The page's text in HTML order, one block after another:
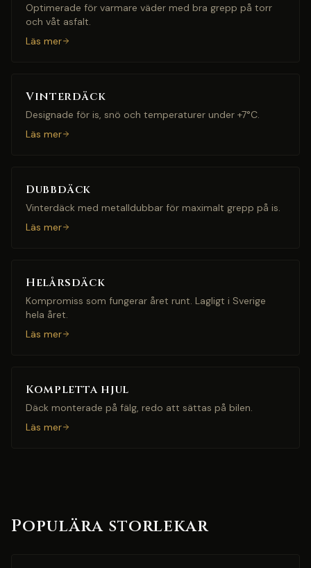
Optimerade för varmare väder med bra grepp på torr
och våt asfalt.
Läs mer
Vinterdäck
Designade för is, snö och temperaturer under +7°C.
Läs mer
Dubbdäck
Vinterdäck med metalldubbar för maximalt grepp på is.
Läs mer
Helårsdäck
Kompromiss som fungerar året runt. Lagligt i Sverige
hela året.
Läs mer
Kompletta hjul
Däck monterade på fälg, redo att sättas på bilen.
Läs mer
Populära storlekar